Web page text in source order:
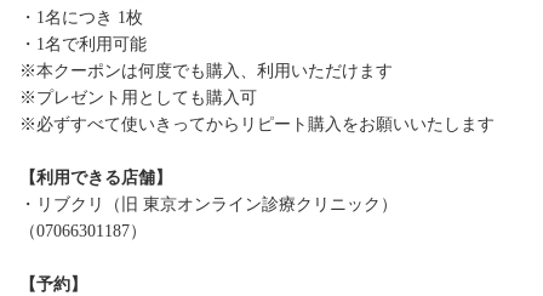
・1名につき 1枚
・1名で利用可能
※本クーポンは何度でも購入、利用いただけます
※プレゼント用としても購入可
※必ずすべて使いきってからリピート購入をお願いいたします
【利用できる店舗】
・リブクリ（旧 東京オンライン診療クリニック）
（07066301187）
【予約】